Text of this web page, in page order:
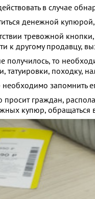
в случае
денежной
тревожной
к другому продавцу,
получилось, то
походку,
необходимо запомнить
просит граждан,
купюр,